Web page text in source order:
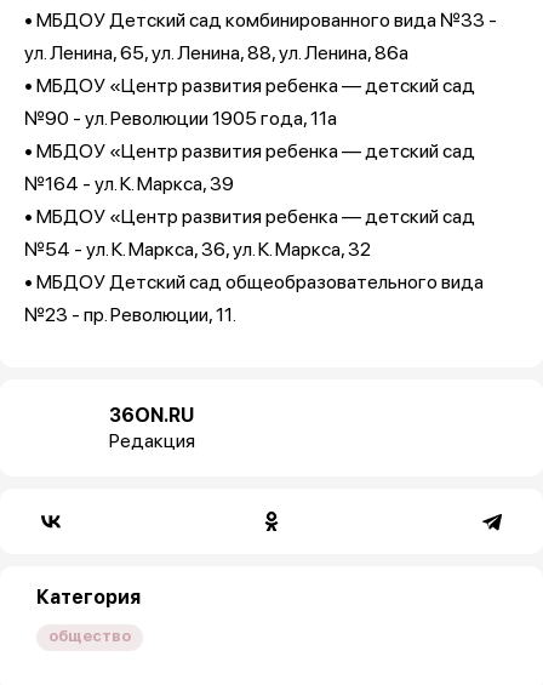
• МБДОУ Детский сад комбинированного вида №33 -
ул. Ленина, 65, ул. Ленина, 88, ул. Ленина, 86а
• МБДОУ «Центр развития ребенка — детский сад
№90 - ул. Революции 1905 года, 11а
• МБДОУ «Центр развития ребенка — детский сад
№164 - ул. К. Маркса, 39
• МБДОУ «Центр развития ребенка — детский сад
№54 - ул. К. Маркса, 36, ул. К. Маркса, 32
• МБДОУ Детский сад общеобразовательного вида
№23 - пр. Революции, 11.
36ON.RU
Редакция
Категория
общество